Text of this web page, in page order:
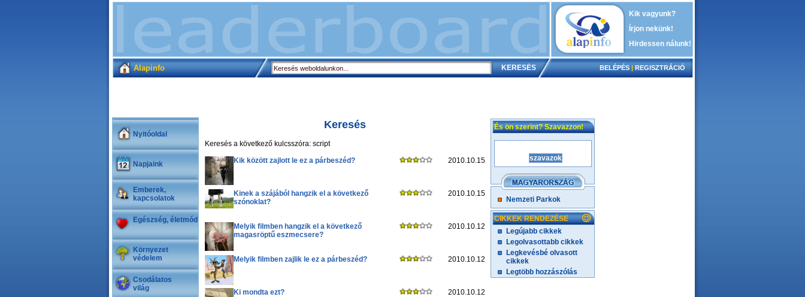
Kik vagyunk?
Írjon nekünk!
Hirdessen nálunk!
Alapinfo BELÉPÉS | REGISZTRÁCIÓ
Nyitóoldal
Napjaink
Emberek,
kapcsolatok
Egészség, életmód
Környezet
védelem
Csodálatos
világ
Keresés
Keresés a következő kulcsszóra: script
Kik között zajlott le ez a párbeszéd?
2010.10.15
Kinek a szájából hangzik el a következő
szónoklat?
2010.10.15
Melyik filmben hangzik el a következő
magasröptű eszmecsere?
2010.10.12
Melyik filmben zajlik le ez a párbeszéd? 2010.10.12
Ki mondta ezt? 2010.10.12
És ön szerint? Szavazzon!
Nemzeti Parkok
CIKKEK RENDEZÉSE
Legújabb cikkek
Legolvasottabb cikkek
Legkevésbé olvasott
cikkek
Legtöbb hozzászólás